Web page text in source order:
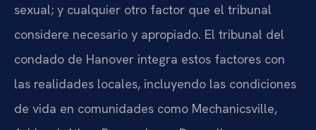
sexual; y cualquier otro factor que el tribunal
considere necesario y apropiado. El tribunal del
condado de Hanover integra estos factores con
las realidades locales, incluyendo las condiciones
de vida en comunidades como Mechanicsville,